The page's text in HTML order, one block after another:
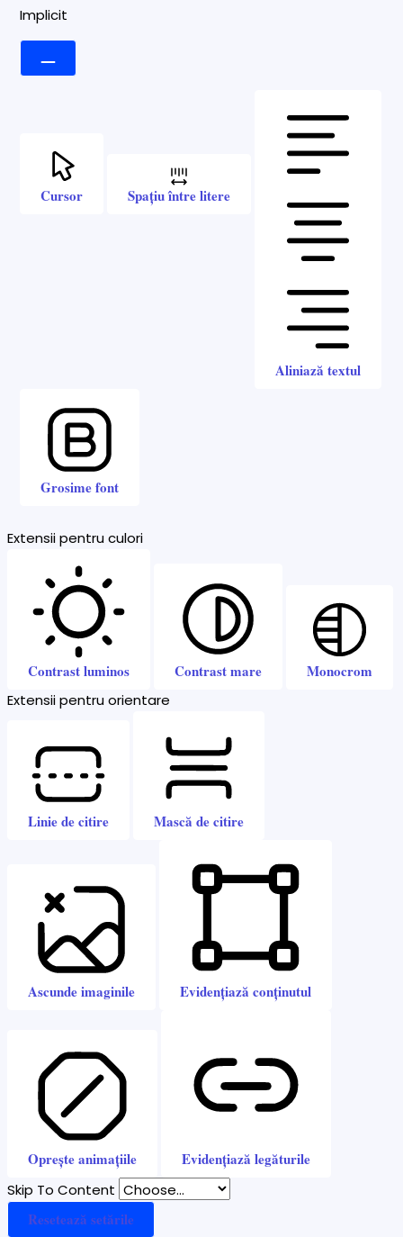
Implicit
Cursor Spațiu între litere
Aliniază textul
Grosime font
Extensii pentru culori
Contrast luminos Contrast mare Monocrom
Extensii pentru orientare
Linie de citire Mască de citire
Ascunde imaginile Evidențiază conținutul
Oprește animațiile Evidențiază legăturile
Skip To Content
Resetează setările